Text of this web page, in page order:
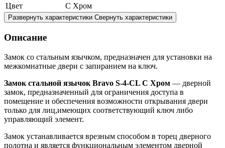
Цвет
C Хром
Развернуть характеристики Свернуть характеристики
Описание
Замок со стальным язычком, предназначен для установки на
межкомнатные двери с запиранием на ключ.
Замок стальной язычок Bravo S-4-CL C Хром — дверной
замок, предназначенный для ограничения доступа в
помещение и обеспечения возможности открывания двери
только для лиц,имеющих соответствующий ключ либо
управляющий элемент.
Замок устанавливается врезным способом в торец дверного
полотна и является функциональным элементом дверной